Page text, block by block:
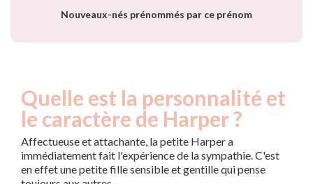
Nouveaux-nés prénommés par ce prénom
Quelle est la personnalité et
le caractère de Harper ?
Affectueuse et attachante, la petite Harper a
immédiatement fait l'expérience de la sympathie. C'est
en effet une petite fille sensible et gentille qui pense